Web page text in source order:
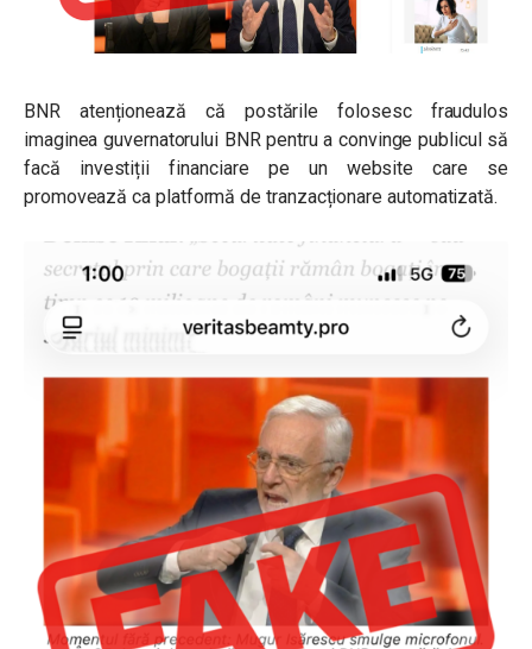
BNR atenționează că postările folosesc fraudulos
imaginea guvernatorului BNR pentru a convinge publicul să
facă investiții financiare pe un website care se
promovează ca platformă de tranzacționare automatizată.